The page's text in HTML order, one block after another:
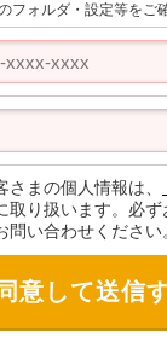
フォルダ・設定等をご
まの個人情報は、
取り扱います。必
問い合わせください
同意して送信